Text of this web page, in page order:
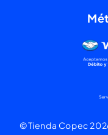
©Tienda Copec